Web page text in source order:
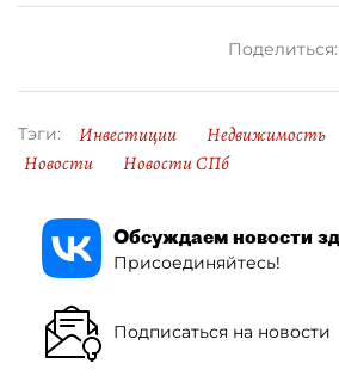
Поделиться:
Тэги: Инвестиции Недвижимость
Новости
Новости СПб
Обсуждаем новости
Присоединяйтесь!
Подписаться на новости